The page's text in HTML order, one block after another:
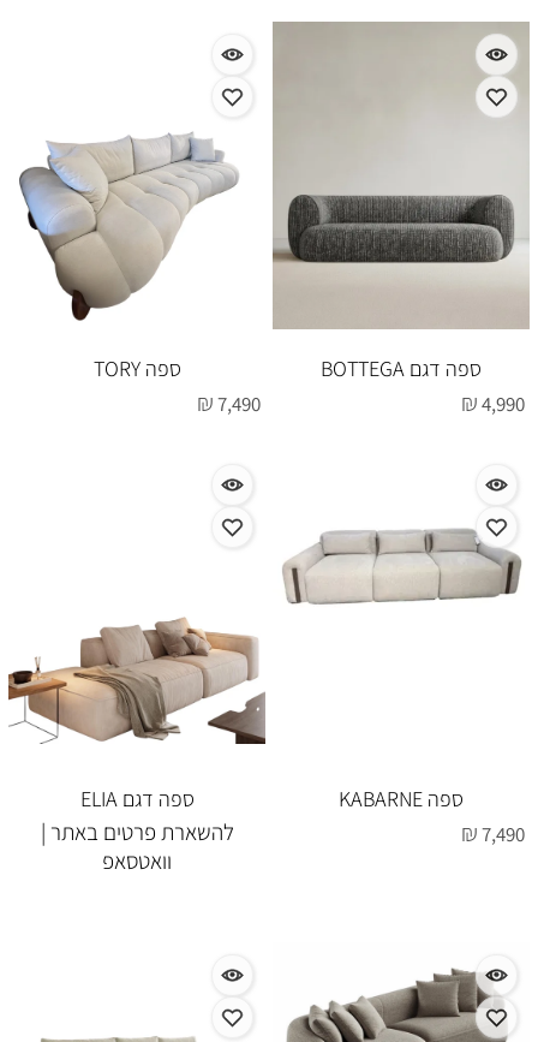
ספה דגם BOTTEGA
₪4,990
ספה TORY
₪7,490
ספה KABARNE
₪7,490
ספה דגם ELIA
להשארת פרטים באתר |
וואטסאפ